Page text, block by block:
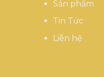
Sản phẩm
Tin Tức
Liên hệ